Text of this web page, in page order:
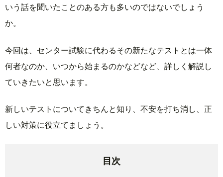
いう話を聞いたことのある方も多いのではないでしょう
か。
今回は、センター試験に代わるその新たなテストとは一体
何者なのか、いつから始まるのかなどなど、詳しく解説し
ていきたいと思います。
新しいテストについてきちんと知り、不安を打ち消し、正
しい対策に役立てましょう。
目次